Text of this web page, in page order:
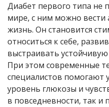
Диабет первого типа не
мире, с ним можно
жизнь. Он становится
относиться к себе,
выстраивать
При этом современные
специалистов помогают
уровень глюкозы и
в повседневности, так и